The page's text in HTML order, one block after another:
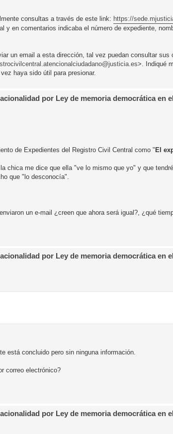
consultas a través de este link: https://
y en comentarios indicaba el número de expediente,
un email a esta dirección, tal vez puedan consultar sus
>. Indiqué
haya sido útil para presionar.
por Ley de memoria democrática en
de Expedientes del Registro Civil Central como " El
chica me dice que ella "ve lo mismo que yo" y que
que "lo desconocía".
un e-mail ¿creen que ahora será igual?, ¿qué
por Ley de memoria democrática en
está concluido pero sin ninguna información.
correo electrónico?
por Ley de memoria democrática en